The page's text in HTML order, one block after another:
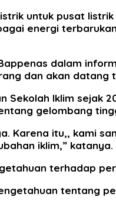
untuk pusat listrik
energi
dalam
dan akan
Iklim sejak
gelombang
Karena itu,, kami
iklim,” katanya.
terhadap
tentang